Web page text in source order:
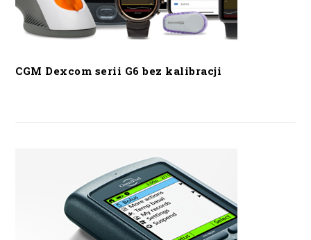
CGM Dexcom serii G6 bez kalibracji